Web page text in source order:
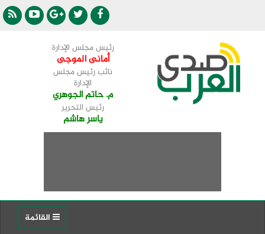
رئيس مجلس الإدارة
أمانى الموجى
نائب رئيس مجلس
الإدارة
م. حاتم الجوهري
رئيس التحرير
ياسر هاشم